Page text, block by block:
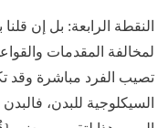
النقطة الرابعة: بل إن
لمخالفة المقدمات
تصيب الفرد مباشرة وقد
السيكلوجية للبدن،